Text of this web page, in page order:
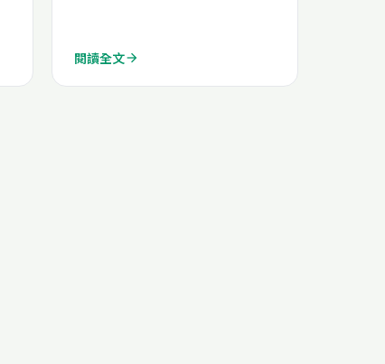
閱讀全文arrow_forward